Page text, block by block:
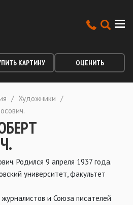
КАРТИНУ ОЦЕНИТЬ
/ Художники /
Родился 9 апреля 1937 года.
университет, факультет
и Союза писателей